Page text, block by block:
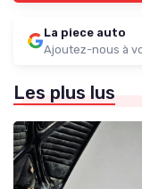
La piece auto
Ajoutez-nous à
Les plus lus